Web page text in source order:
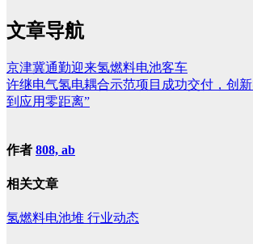
文章导航
京津冀通勤迎来氢燃料电池客车
许继电气氢电耦合示范项目成功交付，创
到应用零距离”
作者 808, ab
相关文章
氢燃料电池堆 行业动态